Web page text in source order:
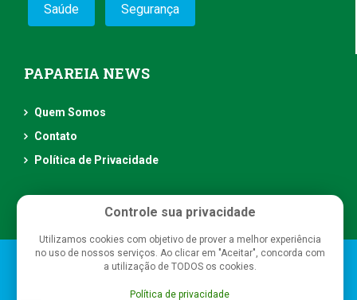
Saúde Segurança
PAPAREIA NEWS
Quem Somos
Contato
Política de Privacidade
Papareia News - Todos os direitos reservados
Controle sua privacidade
Utilizamos cookies com objetivo de prover a melhor experiência
no uso de nossos serviços. Ao clicar em "Aceitar", concorda com
a utilização de TODOS os cookies.
Política de privacidade